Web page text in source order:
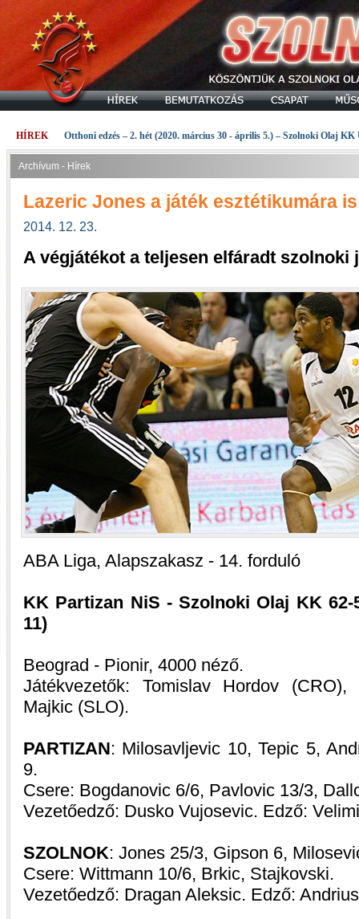
HÍREK Otthoni edzés – 2. hét (2020. március 30 - április 5.) – Szolnoki Olaj KK
Archívum - Hírek
Lazeric Jones a játék esztétikumára
2014. 12. 23.
A végjátékot a teljesen elfáradt szolnoki
ABA Liga, Alapszakasz - 14. forduló
KK Partizan NiS - Szolnoki Olaj KK 62-
11)
Beograd - Pionir, 4000 néző.
Játékvezetők: Tomislav Hordov
Majkic (SLO).
PARTIZAN: Milosavljevic 10, Tepic 5,
9.
Csere: Bogdanovic 6/6, Pavlovic 13/3,
Vezetőedző: Dusko Vujosevic. Edző:
SZOLNOK: Jones 25/3, Gipson 6,
Csere: Wittmann 10/6, Brkic, Stajkovski.
Vezetőedző: Dragan Aleksic. Edző: